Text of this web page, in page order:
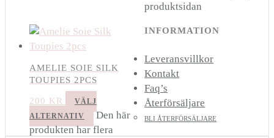
produktsidan
AMELIE SOIE SILK
TOUPIES 2PCS
200 KR
VÄLJ
ALTERNATIV
Den här
produkten har flera
INFORMATION
Leveransvillkor
Kontakt
Faq’s
Återförsäljare
BLI ÅTERFÖRSÄLJARE